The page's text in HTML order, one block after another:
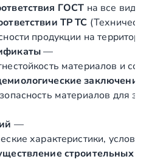
ГОСТ на все виды
ТР ТС
продукции на
—
материалов и
заключения
материалов для
—
характеристики,
строительных и